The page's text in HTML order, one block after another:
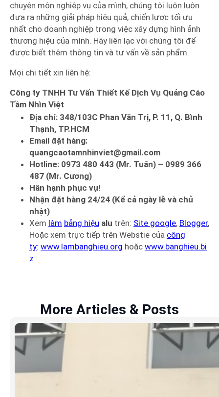
chuyên môn nghiệp vụ của mình, chúng tôi luôn luôn
đưa ra những giải pháp hiệu quả, chiến lược tối ưu
nhất cho doanh nghiệp trong việc xây dựng hình ảnh
thương hiệu của mình. Hãy liên lạc với chúng tôi để
được biết thêm thông tin và tư vấn về sản phẩm.
Mọi chi tiết xin liên hệ:
Công ty TNHH Tư Vấn Thiết Kế Dịch Vụ Quảng Cáo
Tầm Nhìn Việt
Địa chỉ: 348/103C Phan Văn Trị, P. 11, Q. Bình
Thạnh, TP.HCM
Email đặt hàng:
quangcaotamnhinviet@gmail.com
Hotline: 0973 480 443 (Mr. Tuấn) – 0989 366
487 (Mr. Cương)
Hân hạnh phục vụ!
Nhận đặt hàng 24/24 (Kể cả ngày lễ và chủ
nhật)
Xem làm bảng hiệu alu trên: Site google, Blogger,
Hoặc xem trực tiếp trên Webstie của công
ty: www.lambanghieu.org hoặc www.banghieu.bi
z
More Articles & Posts